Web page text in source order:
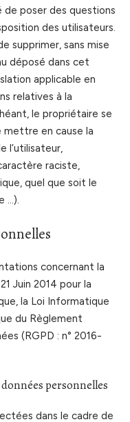
poser des questions
des utilisateurs.
supprimer, sans mise
déposé dans cet
applicable en
relatives à la
le propriétaire se
mettre en cause la
l’utilisateur,
raciste,
quel que soit le
…).
concernant la
Juin 2014 pour la
la Loi Informatique
du Règlement
(RGPD : n° 2016-
données personnelles
dans le cadre de